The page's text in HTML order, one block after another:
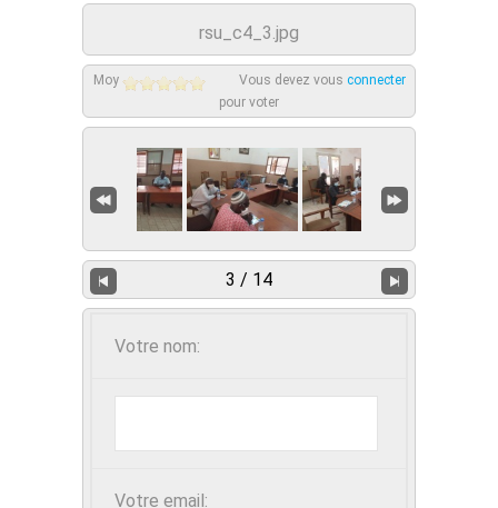
rsu_c4_3.jpg
Moy Vous devez vous connecter
pour voter
3 / 14
Votre nom:
Votre email: